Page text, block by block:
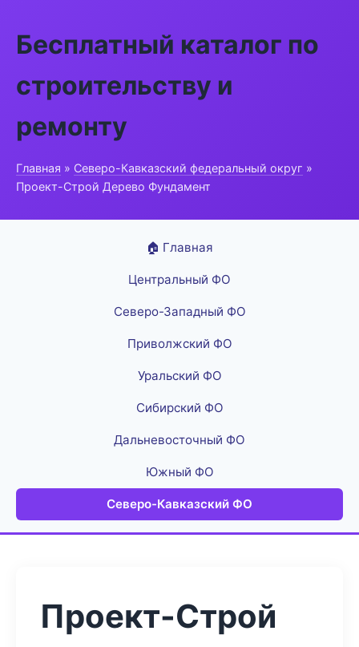
Бесплатный каталог по
строительству и
ремонту
Главная » Северо-Кавказский федеральный округ »
Проект-Строй Дерево Фундамент
🏠 Главная
Центральный ФО
Северо-Западный ФО
Приволжский ФО
Уральский ФО
Сибирский ФО
Дальневосточный ФО
Южный ФО
Северо-Кавказский ФО
Проект-Строй